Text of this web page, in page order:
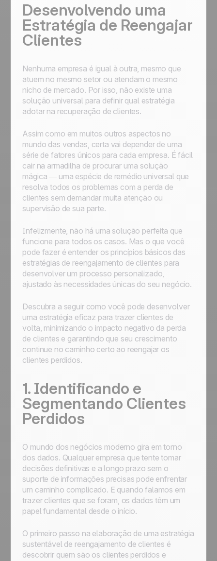
Desenvolvendo uma
Estratégia de Reengajar
Clientes
Nenhuma empresa é igual à outra, mesmo que
atuem no mesmo setor ou atendam o mesmo
nicho de mercado. Por isso, não existe uma
solução universal para definir qual estratégia
adotar na recuperação de clientes.
Assim como em muitos outros aspectos no
mundo das vendas, certa vai depender de uma
série de fatores únicos para cada empresa. É fácil
cair na armadilha de procurar uma solução
mágica — uma espécie de remédio universal que
resolva todos os problemas com a perda de
clientes sem demandar muita atenção ou
supervisão de sua parte.
Infelizmente, não há uma solução perfeita que
funcione para todos os casos. Mas o que você
pode fazer é entender os princípios básicos das
estratégias de reengajamento de clientes para
desenvolver um processo personalizado,
ajustado às necessidades únicas do seu negócio.
Descubra a seguir como você pode desenvolver
uma estratégia eficaz para trazer clientes de
volta, minimizando o impacto negativo da perda
de clientes e garantindo que seu crescimento
continue no caminho certo ao reengajar os
clientes perdidos.
1. Identificando e
Segmentando Clientes
Perdidos
O mundo dos negócios moderno gira em torno
dos dados. Qualquer empresa que tente tomar
decisões definitivas e a longo prazo sem o
suporte de informações precisas pode enfrentar
um caminho complicado. E quando falamos em
trazer clientes que se foram, os dados têm um
papel fundamental desde o início.
O primeiro passo na elaboração de uma estratégia
sustentável de reengajamento de clientes é
descobrir quem são os clientes perdidos e